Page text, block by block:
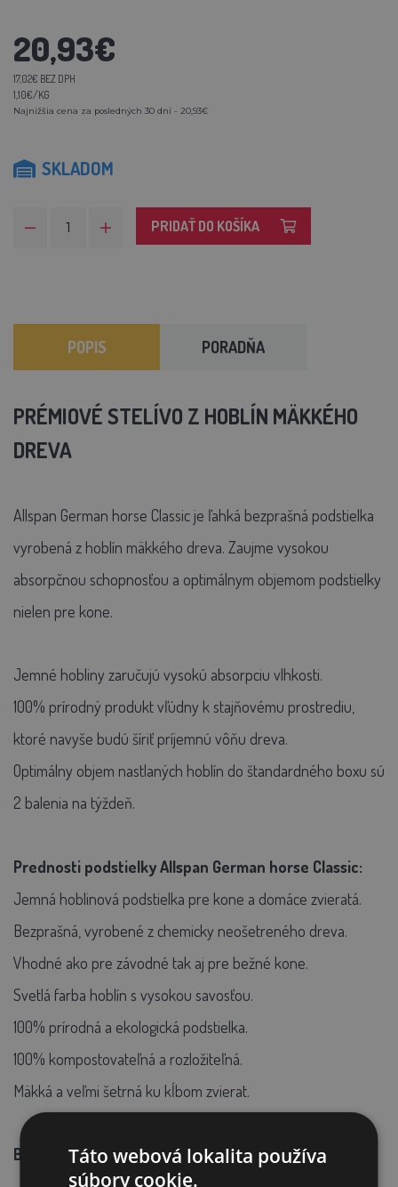
20,93€
17,02€ BEZ DPH
1,10€/KG
Najnižšia cena za posledných 30 dní - 20,93€
SKLADOM
PRIDAŤ DO KOŠÍKA
POPIS PORADŇA
PRÉMIOVÉ STELÍVO Z HOBLÍN MÄKKÉHO
DREVA
Allspan German horse Classic je ľahká bezprašná podstielka
vyrobená z hoblín mäkkého dreva. Zaujme vysokou
absorpčnou schopnosťou a optimálnym objemom podstielky
nielen pre kone.
Jemné hobliny zaručujú vysokú absorpciu vlhkosti.
100% prírodný produkt vľúdny k stajňovému prostrediu,
ktoré navyše budú šíriť príjemnú vôňu dreva.
Optimálny objem nastlaných hoblín do štandardného boxu sú
2 balenia na týždeň.
Prednosti podstielky Allspan German horse Classic:
Jemná hoblinová podstielka pre kone a domáce zvieratá.
Bezprašná, vyrobené z chemicky neošetreného dreva.
Vhodné ako pre závodné tak aj pre bežné kone.
Svetlá farba hoblín s vysokou savosťou.
100% prírodná a ekologická podstielka.
100% kompostovateľná a rozložiteľná.
Mäkká a veľmi šetrná ku kĺbom zvierat.
Balenie: 19 kg - objem rozmetanej podstielky 500 l.
Táto webová lokalita používa
súbory cookie.